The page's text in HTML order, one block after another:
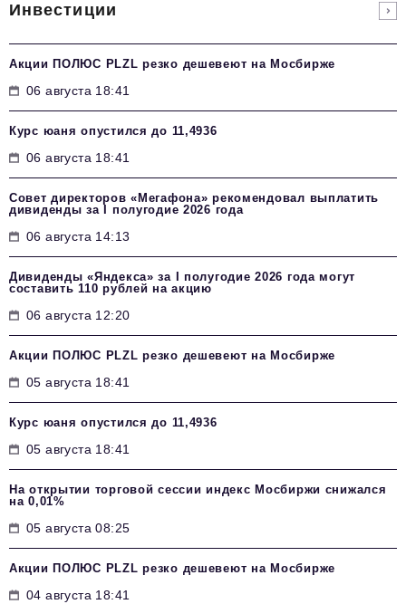
Инвестиции
Акции ПОЛЮС PLZL резко дешевеют на Мосбирже
06 августа 18:41
Курс юаня опустился до 11,4936
06 августа 18:41
Совет директоров «Мегафона» рекомендовал выплатить
дивиденды за I полугодие 2026 года
06 августа 14:13
Дивиденды «Яндекса» за I полугодие 2026 года могут
составить 110 рублей на акцию
06 августа 12:20
Акции ПОЛЮС PLZL резко дешевеют на Мосбирже
05 августа 18:41
Курс юаня опустился до 11,4936
05 августа 18:41
На открытии торговой сессии индекс Мосбиржи снижался
на 0,01%
05 августа 08:25
Акции ПОЛЮС PLZL резко дешевеют на Мосбирже
04 августа 18:41